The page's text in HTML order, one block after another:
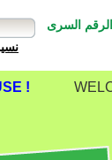
الرقم السرى
!